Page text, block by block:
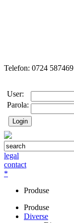
Telefon: 0724 587469
User:
Parola:
legal
contact
*
Produse
Produse
Diverse